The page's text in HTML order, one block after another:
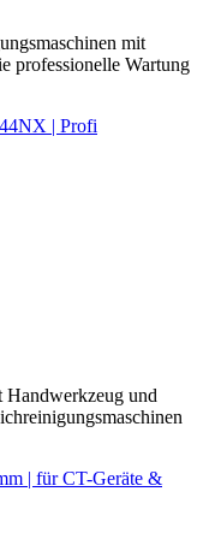
| Profi
| für CT-Geräte &